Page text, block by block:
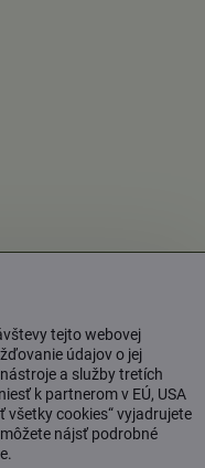
tejto webovej
údajov o jej
a služby tretích
k partnerom v EÚ, USA
všetky cookies“ vyjadrujete
nájsť podrobné